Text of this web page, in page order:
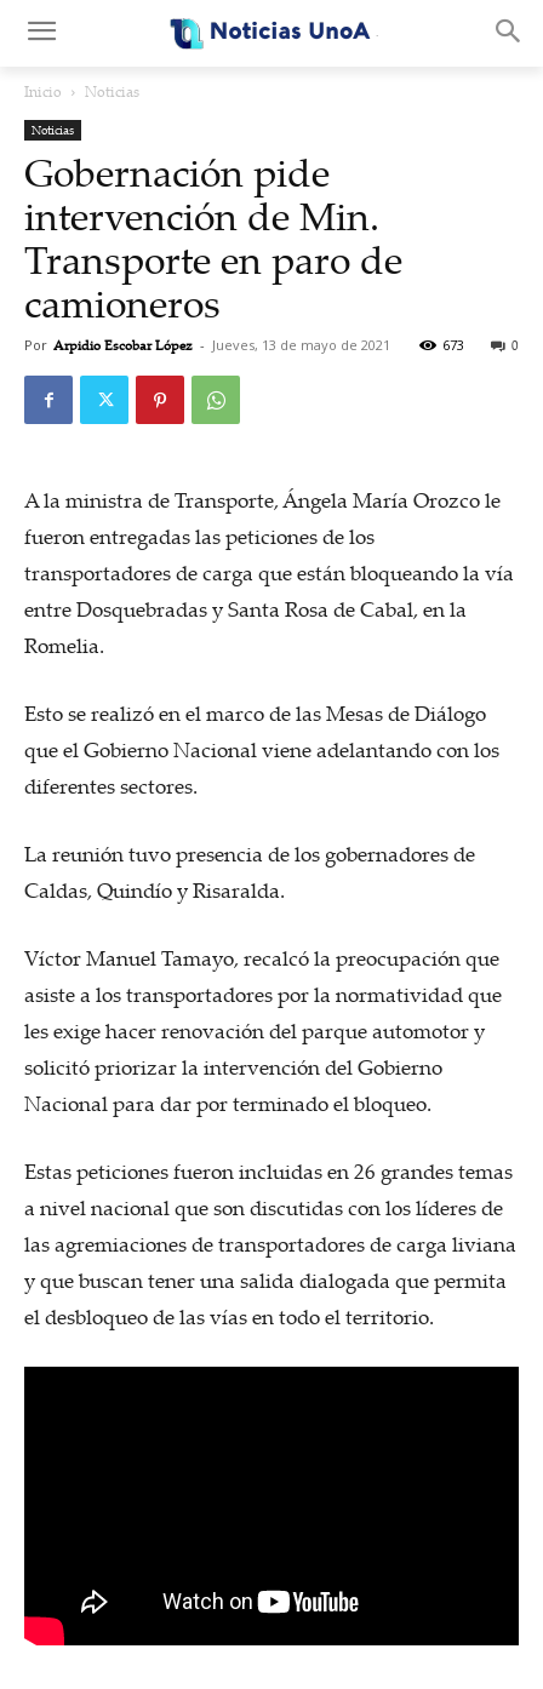
Inicio Noticias
Noticias
Gobernación pide
intervención de Min.
Transporte en paro de
camioneros
Por Arpidio Escobar López - Jueves, 13 de mayo de 2021 0
673
A la ministra de Transporte, Ángela María Orozco le
fueron entregadas las peticiones de los
transportadores de carga que están bloqueando la vía
entre Dosquebradas y Santa Rosa de Cabal, en la
Romelia.
Esto se realizó en el marco de las Mesas de Diálogo
que el Gobierno Nacional viene adelantando con los
diferentes sectores.
La reunión tuvo presencia de los gobernadores de
Caldas, Quindío y Risaralda.
Víctor Manuel Tamayo, recalcó la preocupación que
asiste a los transportadores por la normatividad que
les exige hacer renovación del parque automotor y
solicitó priorizar la intervención del Gobierno
Nacional para dar por terminado el bloqueo.
Estas peticiones fueron incluidas en 26 grandes temas
a nivel nacional que son discutidas con los líderes de
las agremiaciones de transportadores de carga liviana
y que buscan tener una salida dialogada que permita
el desbloqueo de las vías en todo el territorio.